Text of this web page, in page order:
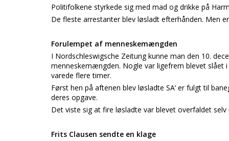
Politifolkene styrkede sig med mad og drikke på
De fleste arrestanter blev løsladt efterhånden. Men
Forulempet af menneskemængden
I Nordschleswigsche Zeitung kunne man den 10.
menneskemængden. Nogle var ligefrem blevet slået
varede flere timer.
Først hen på aftenen blev løsladte SA’ er fulgt til
deres opgave.
Det viste sig at fire løsladte var blevet overfaldet
Frits Clausen sendte en klage